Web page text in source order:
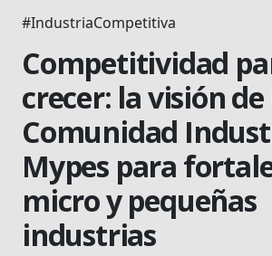
#IndustriaCompetitiva
Competitividad
crecer: la visión de
Comunidad
Mypes para
micro y pequeñas
industrias